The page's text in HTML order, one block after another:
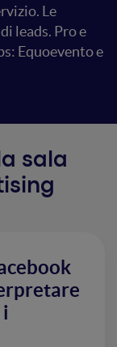
Le
leads. Pro e
Equoevento e
sala